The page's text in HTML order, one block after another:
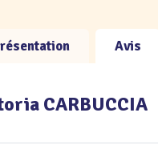
Avis
CARBUCCIA